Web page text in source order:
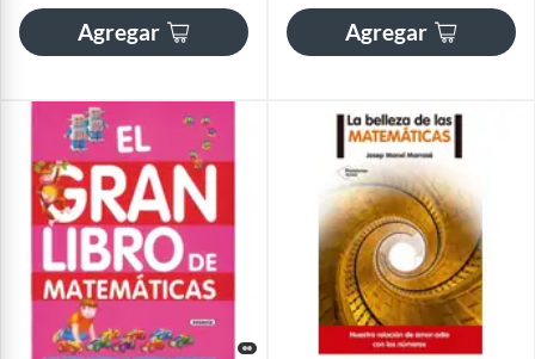
Agregar Agregar